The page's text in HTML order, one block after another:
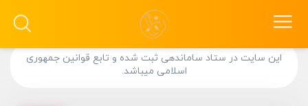
این سایت در ستاد ساماندهی ثبت شده و تابع قوانین جمهوری
اسلامی میباشد.